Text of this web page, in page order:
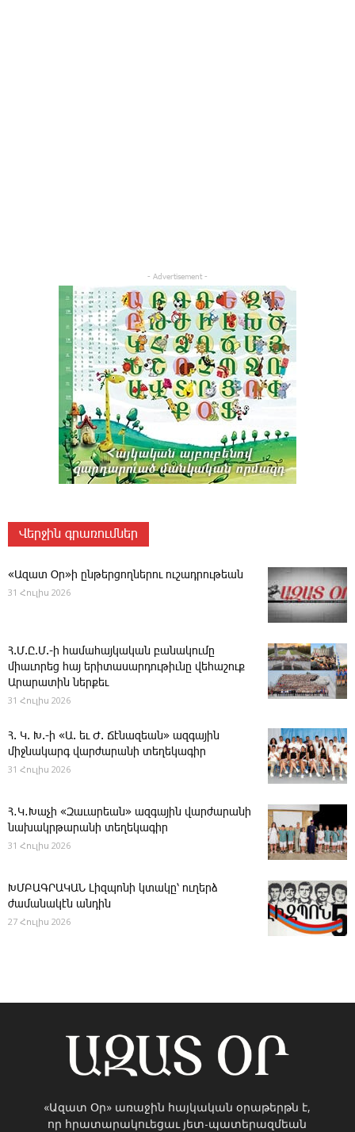
- Advertisement -
Վերջին գրառումներ
«Ազատ Օր»ի ընթերցողներու ուշադրութեան
31 Հուլիս 2026
Հ.Մ.Ը.Մ.-ի համահայկական բանակումը
միաւորեց հայ երիտասարդութիւնը վեհաշուք
Արարատին ներքեւ
31 Հուլիս 2026
Հ. Կ. Խ.-ի «Ա. եւ Ժ. ­Ճէնազեան» ազգային
միջնակարգ վարժարանի տեղեկագիր
31 Հուլիս 2026
Հ․Կ․Խաչի «Զաւարեան» ազգային վարժարանի
նախակրթարանի տեղեկագիր
31 Հուլիս 2026
ԽՄԲԱԳՐԱԿԱՆ ­Լիզպոնի կտակը՝ ուղերձ
ժամանակէն անդին
27 Հուլիս 2026
«Ազատ Օր» առաջին հայկական օրաթերթն է,
որ հրատարակուեցաւ յետ-պատերազմեան